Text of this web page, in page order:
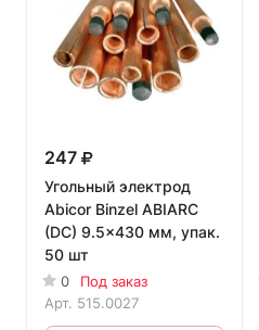
247
Угольный электрод
Abicor Binzel ABIARC
(DC) 9.5x430 мм, упак.
50 шт
0
Под заказ
Арт. 515.0027